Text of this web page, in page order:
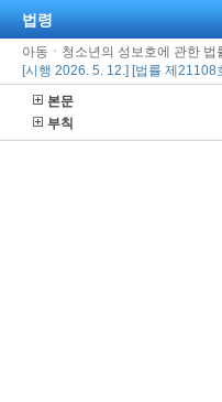
법령
아동ㆍ청소년의 성보호에 관한 법
[시행 2026. 5. 12.] [법률 제
본문
부칙